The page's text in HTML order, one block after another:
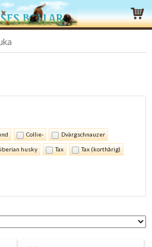
blivit tillagd i varukorgen
Collie- Dvärgschnauzer
husky Tax Tax (korthårig)